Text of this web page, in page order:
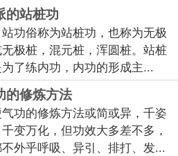
的站桩功
功俗称为站桩功，也称为无极
极桩，混元桩，浑圆桩。站桩
了练内功，内功的形成主...
的修炼方法
功的修炼方法或简或异，千姿
变万化，但功效大多差不多，
外乎呼吸、异引、排打、发...